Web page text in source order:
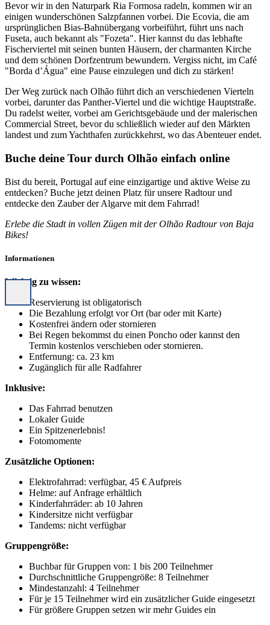
Bevor wir in den Naturpark Ria Formosa radeln, kommen wir an
einigen wunderschönen Salzpfannen vorbei. Die Ecovia, die am
ursprünglichen Bias-Bahnübergang vorbeiführt, führt uns nach
Fuseta, auch bekannt als "Fozeta". Hier kannst du das lebhafte
Fischerviertel mit seinen bunten Häusern, der charmanten Kirche
und dem schönen Dorfzentrum bewundern. Vergiss nicht, im Café
"Borda d’Água" eine Pause einzulegen und dich zu stärken!
Der Weg zurück nach Olhão führt dich an verschiedenen Vierteln
vorbei, darunter das Panther-Viertel und die wichtige Hauptstraße.
Du radelst weiter, vorbei am Gerichtsgebäude und der malerischen
Commercial Street, bevor du schließlich wieder auf den Märkten
landest und zum Yachthafen zurückkehrst, wo das Abenteuer endet.
Buche deine Tour durch Olhão einfach online
Bist du bereit, Portugal auf eine einzigartige und aktive Weise zu
entdecken? Buche jetzt deinen Platz für unsere Radtour und
entdecke den Zauber der Algarve mit dem Fahrrad!
Erlebe die Stadt in vollen Zügen mit der Olhão Radtour von Baja
Bikes!
Informationen
Wichtig zu wissen:
Reservierung ist obligatorisch
Die Bezahlung erfolgt vor Ort (bar oder mit Karte)
Kostenfrei ändern oder stornieren
Bei Regen bekommst du einen Poncho oder kannst den
Termin kostenlos verschieben oder stornieren.
Entfernung: ca. 23 km
Zugänglich für alle Radfahrer
Inklusive:
Das Fahrrad benutzen
Lokaler Guide
Ein Spitzenerlebnis!
Fotomomente
Zusätzliche Optionen:
Elektrofahrrad: verfügbar, 45 € Aufpreis
Helme: auf Anfrage erhältlich
Kinderfahrräder: ab 10 Jahren
Kindersitze nicht verfügbar
Tandems: nicht verfügbar
Gruppengröße:
Buchbar für Gruppen von: 1 bis 200 Teilnehmer
Durchschnittliche Gruppengröße: 8 Teilnehmer
Mindestanzahl: 4 Teilnehmer
Für je 15 Teilnehmer wird ein zusätzlicher Guide eingesetzt
Für größere Gruppen setzen wir mehr Guides ein